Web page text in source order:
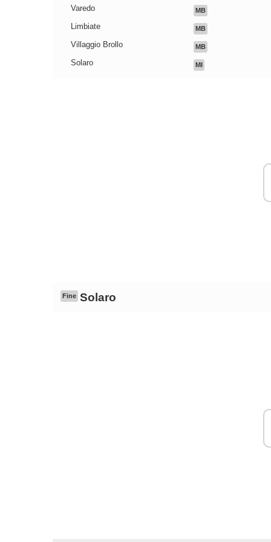
Varedo MB
Limbiate MB
Villaggio Brollo MB
Solaro MI
Fine Solaro